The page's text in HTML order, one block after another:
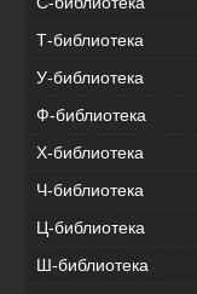
Т-библиотека
У-библиотека
Ф-библиотека
Х-библиотека
Ч-библиотека
Ц-библиотека
Ш-библиотека